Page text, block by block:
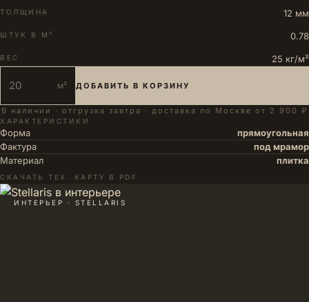
ТОЛЩИНА 12 мм
ШТУК В М² 0.78
ВЕС 25 кг/м²
м² ДОБАВИТЬ В КОРЗИНУ
В наличии · отгрузка завтра · доставка по Москве от 2 900 ₽
ХАРАКТЕРИСТИКИ
Форма
прямоугольная
Фактура
под мрамор
Материал
плитка
СКАЧАТЬ ТЕХ. КАРТУ В PDF
ИНТЕРЬЕР · STELLARIS